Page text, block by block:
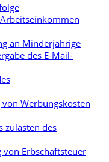
an Minderjährige
des E-Mail-
Werbungskosten
zulasten des
Erbschaftsteuer